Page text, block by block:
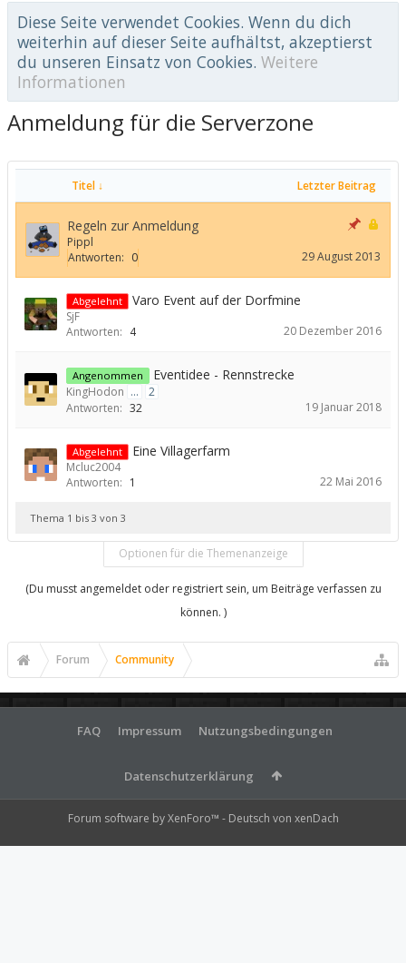
Diese Seite verwendet Cookies. Wenn du dich
weiterhin auf dieser Seite aufhältst, akzeptierst
du unseren Einsatz von Cookies. Weitere
Informationen
Anmeldung für die Serverzone
Titel ↓ Letzter Beitrag
Regeln zur Anmeldung
Pippl
Antworten: 0 29 August 2013
Abgelehnt Varo Event auf der Dorfmine
SjF
Antworten: 4 20 Dezember 2016
Angenommen Eventidee - Rennstrecke
KingHodon ...
2
Antworten: 32 19 Januar 2018
Abgelehnt Eine Villagerfarm
Mcluc2004
Antworten: 1 22 Mai 2016
Thema 1 bis 3 von 3
Optionen für die Themenanzeige
(Du musst angemeldet oder registriert sein, um Beiträge verfassen zu
können. )
Forum Community
FAQ Impressum Nutzungsbedingungen
Datenschutzerklärung
Forum software by XenForo™ - Deutsch von xenDach